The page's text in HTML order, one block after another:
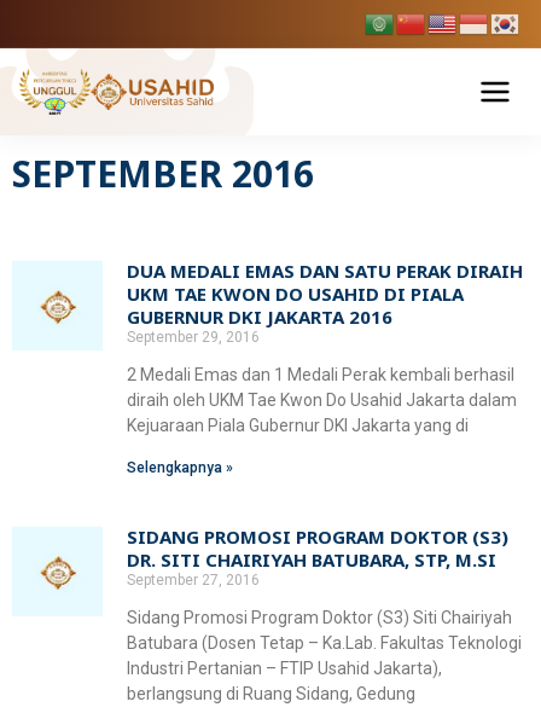
to
content
Tentang USAHID
Bagan & Struktur Organisasi
Pimpinan Universitas
BPMPP Usahid
Fakultas Ekonomi dan Bisnis
Manajemen
Akuntansi
Fakultas Hukum
Ilmu Hukum
Fakultas Ilmu Komunikasi
D-III Broadcasting (Penyiaran)
Ilmu Komunikasi
Teknik Industri
Teknik Lingkungan
Fakultas Teknologi Pangan & Kesehatan
Sekolah Pascasarjana
Doktoral Ilmu Komunikasi
Pendaftaran Mahasiswa Baru
Penelitian & Publikasi
Berita Usahid
ALUMNI MBKM
SEPTEMBER 2016
DUA MEDALI EMAS DAN SATU PERAK DIRAIH
UKM TAE KWON DO USAHID DI PIALA
GUBERNUR DKI JAKARTA 2016
September 29, 2016
2 Medali Emas dan 1 Medali Perak kembali berhasil
diraih oleh UKM Tae Kwon Do Usahid Jakarta dalam
Kejuaraan Piala Gubernur DKI Jakarta yang di
Selengkapnya »
SIDANG PROMOSI PROGRAM DOKTOR (S3)
DR. SITI CHAIRIYAH BATUBARA, STP, M.SI
September 27, 2016
Sidang Promosi Program Doktor (S3) Siti Chairiyah
Batubara (Dosen Tetap – Ka.Lab. Fakultas Teknologi
Industri Pertanian – FTIP Usahid Jakarta),
berlangsung di Ruang Sidang, Gedung